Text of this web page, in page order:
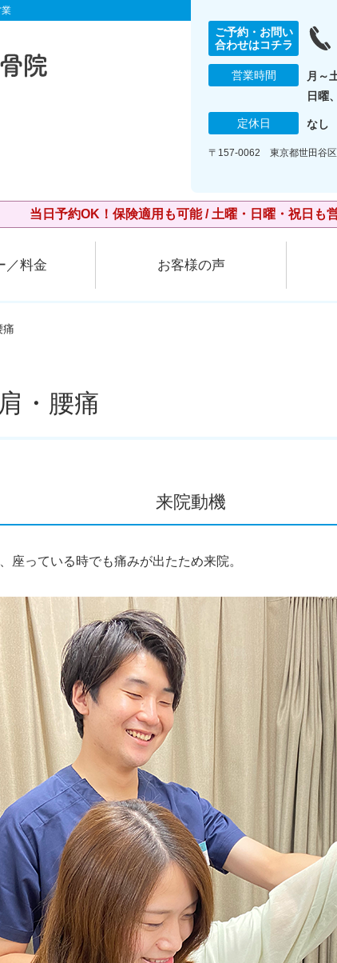
ご予約・お問い
合わせはコチラ
営業時間
月～
日曜
定休日 なし
〒157-0062 東京都世田谷
当日予約OK！保険適用も可能 / 土曜・日曜・祝日も
／料金 お客様の声
・腰痛
来院動機
座っている時でも痛みが出たため来院。